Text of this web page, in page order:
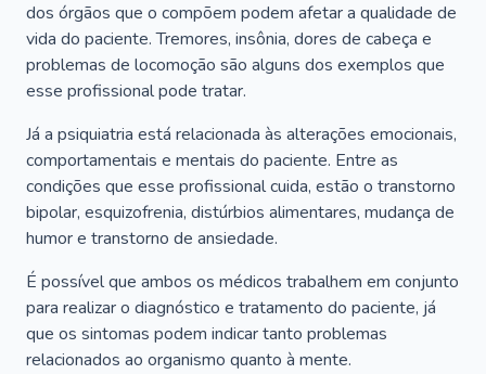
dos órgãos que o compõem podem afetar a qualidade de
vida do paciente. Tremores, insônia, dores de cabeça e
problemas de locomoção são alguns dos exemplos que
esse profissional pode tratar.
Já a psiquiatria está relacionada às alterações emocionais,
comportamentais e mentais do paciente. Entre as
condições que esse profissional cuida, estão o transtorno
bipolar, esquizofrenia, distúrbios alimentares, mudança de
humor e transtorno de ansiedade.
É possível que ambos os médicos trabalhem em conjunto
para realizar o diagnóstico e tratamento do paciente, já
que os sintomas podem indicar tanto problemas
relacionados ao organismo quanto à mente.